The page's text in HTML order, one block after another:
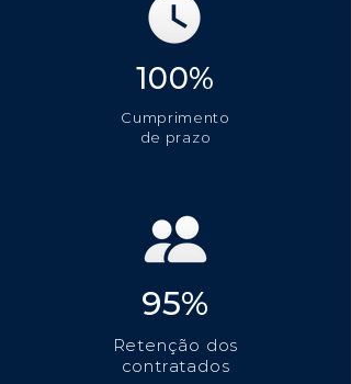
100%
Cumprimento
de prazo
95%
Retenção dos
contratados